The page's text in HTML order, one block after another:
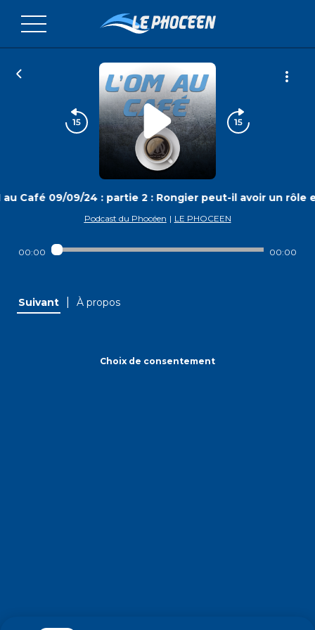
au Café 09/09/24 : partie 2 : Rongier peut-il avoir un rôle
Podcast du Phocéen | LE PHOCEEN
00:00 00:00
Suivant À propos
Choix de consentement